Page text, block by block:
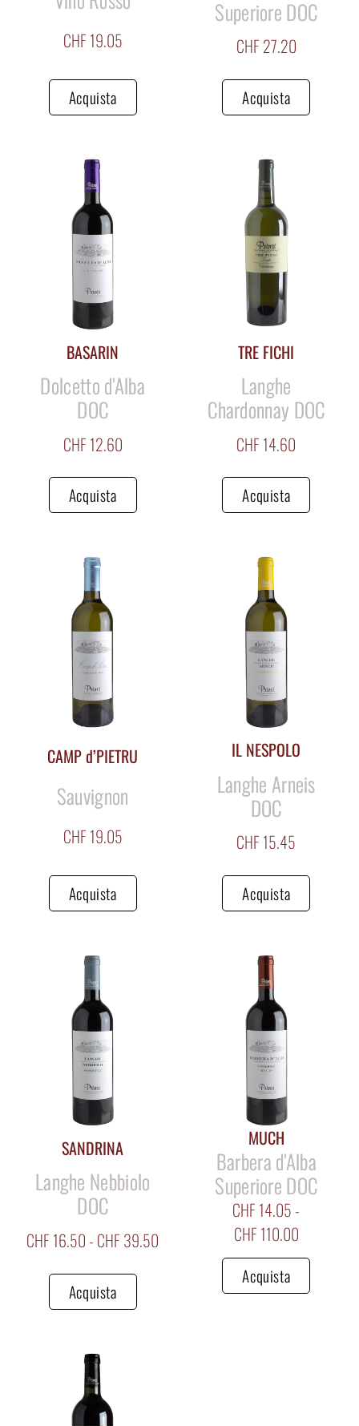
CHF 19.05
Acquista
Superiore DOC
CHF 27.20
Acquista
BASARIN
Dolcetto d’Alba
DOC
CHF 12.60
Acquista
TRE FICHI
Langhe
Chardonnay DOC
CHF 14.60
Acquista
CAMP d’PIETRU
Sauvignon
CHF 19.05
Acquista
IL NESPOLO
Langhe Arneis
DOC
CHF 15.45
Acquista
SANDRINA
Langhe Nebbiolo
DOC
CHF 16.50- CHF 39.50
Acquista
MUCH
Barbera d’Alba
Superiore DOC
CHF 14.05-
CHF 110.00
Acquista